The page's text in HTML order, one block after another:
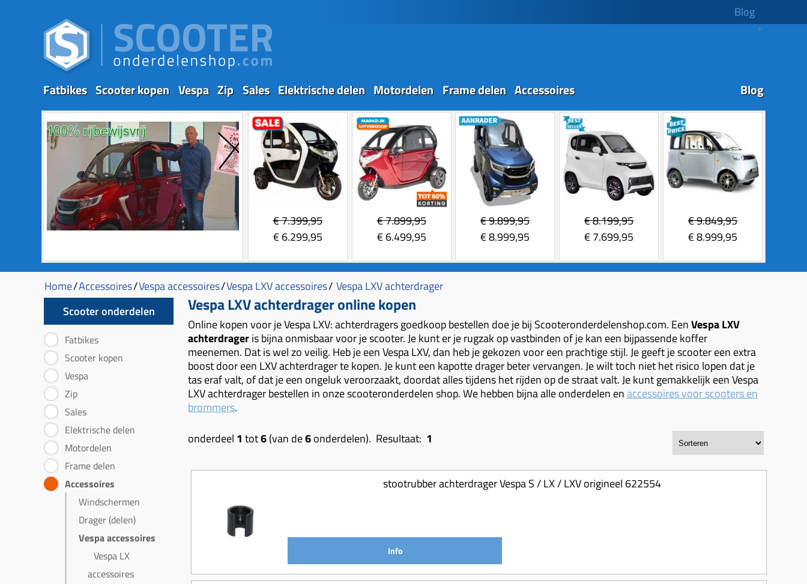
Blog
Fatbikes Scooter kopen Vespa Zip Sales Elektrische delen Motordelen Frame delen Accessoires Blog
€7.399,95
€6.299,95
€7.899,95
€6.499,95
€9.899,95
€8.999,95
€8.199,95
€7.699,95
€9.849,95
€8.999,95
Home/Accessoires/Vespa accessoires/Vespa LXV accessoires/ Vespa LXV achterdrager
Scooter onderdelen
Fatbikes
Scooter kopen
Vespa
Zip
Sales
Elektrische delen
Motordelen
Frame delen
Accessoires
Windschermen
Drager (delen)
Vespa accessoires
Vespa LX
accessoires
Vespa LXV achterdrager online kopen
Online kopen voor je Vespa LXV: achterdragers goedkoop bestellen doe je bij Scooteronderdelenshop.com. EenVespa LXV
achterdrageris bijna onmisbaar voor je scooter. Je kunt er je rugzak op vastbinden of je kan een bijpassende koffer
meenemen. Dat is wel zo veilig. Heb je een Vespa LXV, dan heb je gekozen voor een prachtige stijl. Je geeft je scooter een extra
boost door een LXV achterdrager te kopen. Je kunt een kapotte drager beter vervangen. Je wilt toch niet het risico lopen dat je
tas eraf valt, of dat je een ongeluk veroorzaakt, doordat alles tijdens het rijden op de straat valt. Je kunt gemakkelijk een Vespa
LXV achterdrager bestellen in onze scooteronderdelen shop. We hebben bijna alle onderdelen enaccessoires voor scooters en
brommers.
onderdeel 1 tot6(van de6onderdelen). Resultaat: 1
stootrubber achterdrager Vespa S / LX / LXV origineel 622554
Info